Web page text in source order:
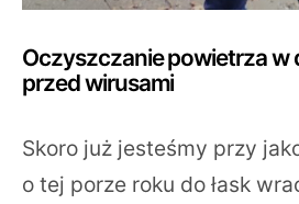
Oczyszczanie powietrza w
przed wirusami
Skoro już jesteśmy przy
o tej porze roku do łask